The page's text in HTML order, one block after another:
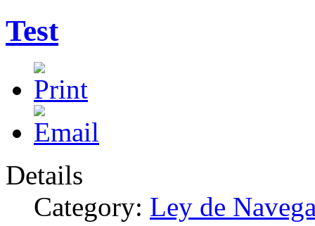
Test
Details
Category: Ley de